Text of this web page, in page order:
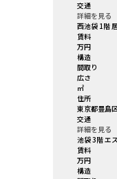
交通
詳細を見る
西池袋 1階
賃料
万円
構造
間取り
広さ
㎡
住所
東京都豊島
交通
詳細を見る
池袋 3階 エ
賃料
万円
構造